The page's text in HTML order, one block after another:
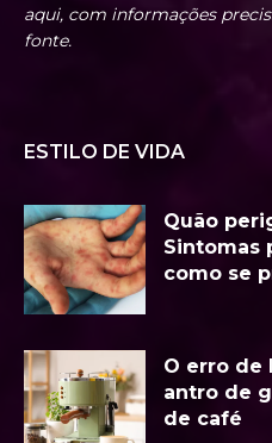
aqui, com informações
fonte.
ESTILO DE VIDA
Quão
Sintomas
como se
O erro de
antro de
de café